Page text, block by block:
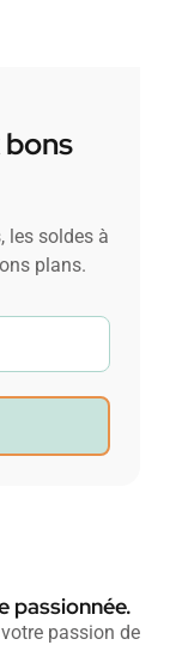
les soldes à
plans.
passionnée.
passion de